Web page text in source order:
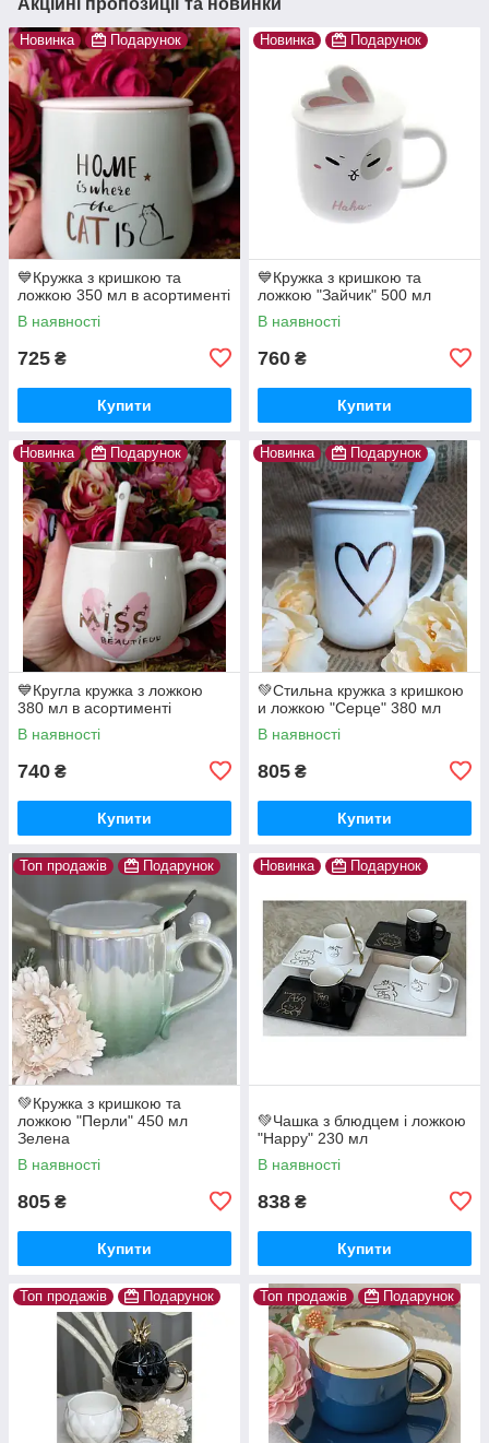
Акційні пропозиції та новинки
Новинка Подарунок
💙Кружка з кришкою та
ложкою 350 мл в асортименті
В наявності
725 ₴
Купити
Новинка Подарунок
💙Кружка з кришкою та
ложкою "Зайчик" 500 мл
В наявності
760 ₴
Купити
Новинка Подарунок
💙Кругла кружка з ложкою
380 мл в асортименті
В наявності
740 ₴
Купити
Новинка Подарунок
💚Стильна кружка з кришкою
и ложкою "Серце" 380 мл
В наявності
805 ₴
Купити
Топ продажів Подарунок
💚Кружка з кришкою та
ложкою "Перли" 450 мл
Зелена
В наявності
805 ₴
Купити
Новинка Подарунок
💚Чашка з блюдцем і ложкою
"Happy" 230 мл
В наявності
838 ₴
Купити
Топ продажів Подарунок Топ продажів Подарунок